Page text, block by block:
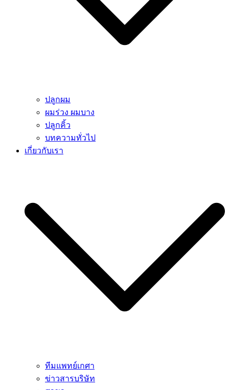
ปลูกผม
ผมร่วง ผมบาง
ปลูกคิ้ว
บทความทั่วไป
เกี่ยวกับเรา
ทีมแพทย์เกศา
ข่าวสารบริษัท